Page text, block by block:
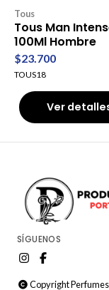
Tous
Tous Man
100Ml Hombre
$23.700
TOUS18
Ver
SÍGUENOS
Copyright